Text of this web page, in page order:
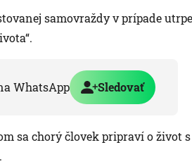
samovraždy v prípade
WhatsApp Sledovať
sa chorý človek pripraví o život